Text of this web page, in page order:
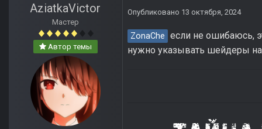
AziatkaVictor
Мастер
Автор темы
Опубликовано 13 октября, 2024
ZonaChe если не ошибаюсь,
нужно указывать шейдеры